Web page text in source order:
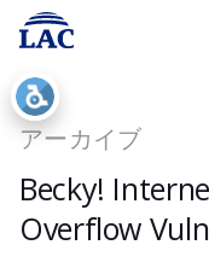
アーカイブ
Becky!
Overflow